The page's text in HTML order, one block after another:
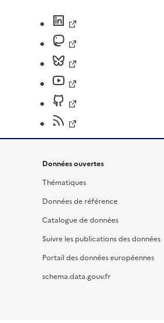
Données ouvertes
Thématiques
Données de référence
Catalogue de données
Suivre les publications des données
Portail des données européennes
schema.data.gouv.fr